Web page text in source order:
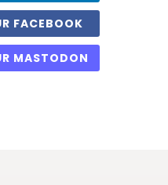
FACEBOOK
MASTODON